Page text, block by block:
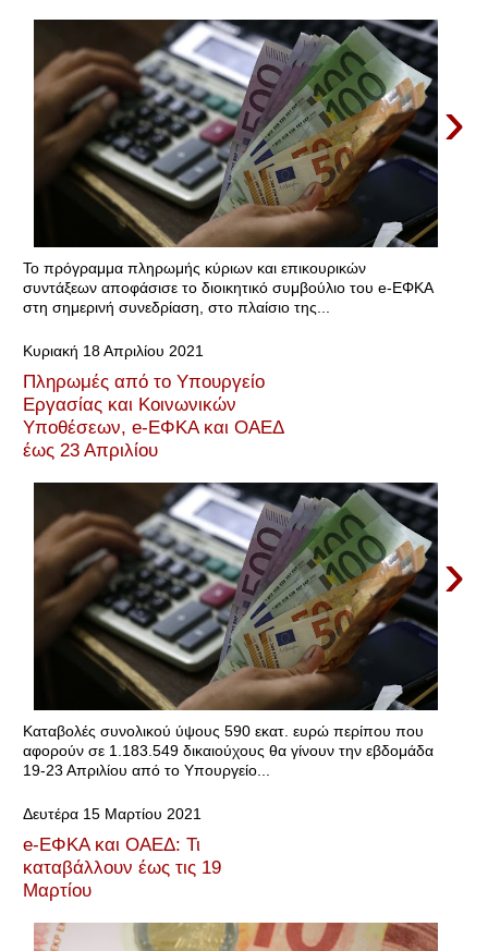
›
Το πρόγραμμα πληρωμής κύριων και επικουρικών
συντάξεων αποφάσισε το διοικητικό συμβούλιο του e-ΕΦΚΑ
στη σημερινή συνεδρίαση, στο πλαίσιο της...
Κυριακή 18 Απριλίου 2021
Πληρωμές από το Υπουργείο
Εργασίας και Κοινωνικών
Υποθέσεων, e-ΕΦΚΑ και ΟΑΕΔ
έως 23 Απριλίου
›
Καταβολές συνολικού ύψους 590 εκατ. ευρώ περίπου που
αφορούν σε 1.183.549 δικαιούχους θα γίνουν την εβδομάδα
19-23 Απριλίου από το Υπουργείο...
Δευτέρα 15 Μαρτίου 2021
e-ΕΦΚΑ και ΟΑΕΔ: Τι
καταβάλλουν έως τις 19
Μαρτίου